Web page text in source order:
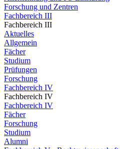
Forschung und Zentren
Fachbereich III
Fachbereich III
Aktuelles
Allgemein
Fächer
Studium
Prüfungen
Forschung
Fachbereich IV
Fachbereich IV
Fachbereich IV
Fächer
Forschung
Studium
Alumni